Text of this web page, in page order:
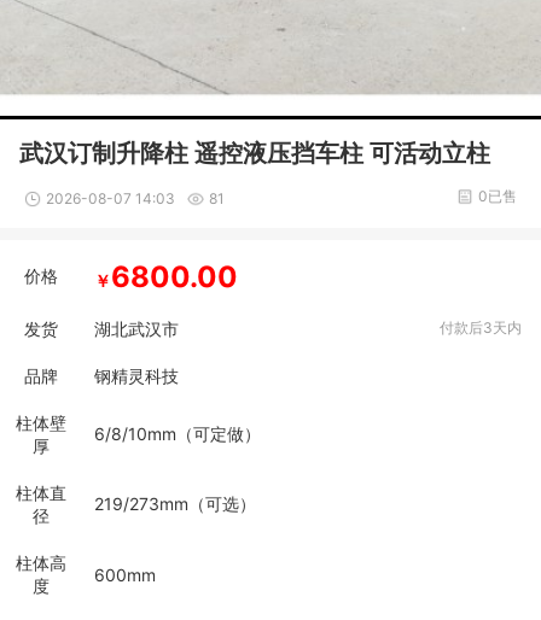
武汉订制升降柱 遥控液压挡车柱 可活动立柱
2026-08-07 14:03 81 0已售
价格 ￥6800.00
发货 湖北武汉市 付款后3天内
品牌 钢精灵科技
柱体壁
厚
6/8/10mm（可定做）
柱体直
径
219/273mm（可选）
柱体高
度
600mm